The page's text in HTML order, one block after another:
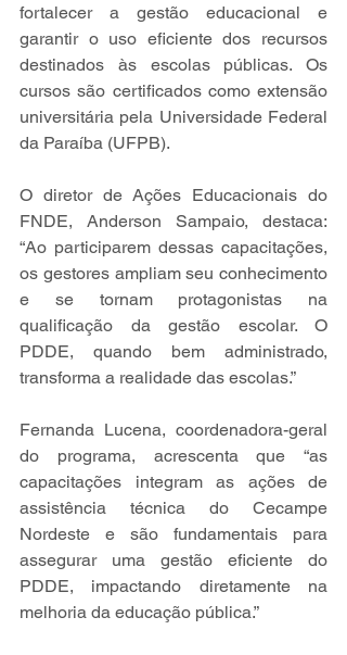
fortalecer a gestão educacional e
garantir o uso eficiente dos recursos
destinados às escolas públicas. Os
cursos são certificados como extensão
universitária pela Universidade Federal
da Paraíba (UFPB).
O diretor de Ações Educacionais do
FNDE, Anderson Sampaio, destaca:
“Ao participarem dessas capacitações,
os gestores ampliam seu conhecimento
e se tornam protagonistas na
qualificação da gestão escolar. O
PDDE, quando bem administrado,
transforma a realidade das escolas.”
Fernanda Lucena, coordenadora-geral
do programa, acrescenta que “as
capacitações integram as ações de
assistência técnica do Cecampe
Nordeste e são fundamentais para
assegurar uma gestão eficiente do
PDDE, impactando diretamente na
melhoria da educação pública.”